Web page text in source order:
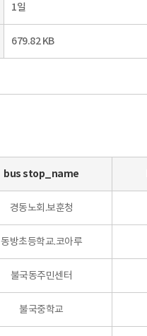
1일
679.82 KB
bus stop_name
경동노회.보훈청
동방초등학교.코아루
불국동주민센터
불국중학교